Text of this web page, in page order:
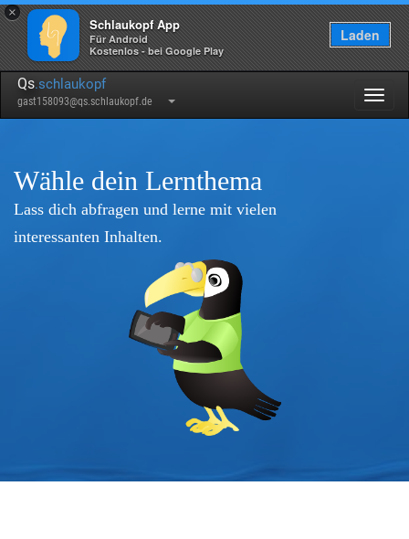
×
Schlaukopf App
Für Android
Kostenlos - bei Google Play
Laden
Qs.schlaukopf
gast158093@qs.schlaukopf.de
Wähle dein Lernthema
Lass dich abfragen und lerne mit vielen
interessanten Inhalten.